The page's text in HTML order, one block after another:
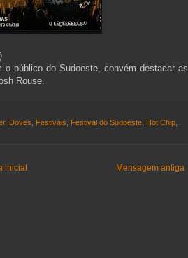
público do Sudoeste, convém destacar as
Rouse.
, Doves Festivais Festival do Sudoeste Hot Chip
Mensagem antiga
inicial